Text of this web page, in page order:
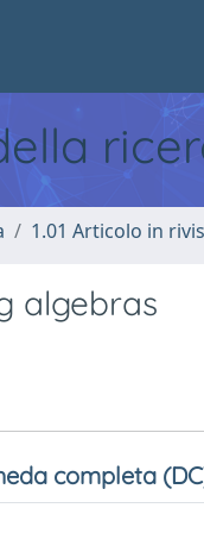
1.01 Articolo in
algebras
completa